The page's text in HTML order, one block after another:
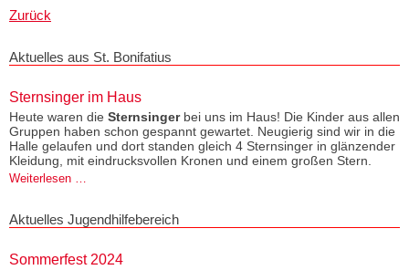
Zurück
Aktuelles aus St. Bonifatius
Sternsinger im Haus
Heute waren die Sternsingerbei uns im Haus! Die Kinder aus allen
Gruppen haben schon gespannt gewartet. Neugierig sind wir in die
Halle gelaufen und dort standen gleich 4 Sternsinger in glänzender
Kleidung, mit eindrucksvollen Kronen und einem großen Stern.
Weiterlesen …
Haus
Aktuelles Jugendhilfebereich
Sommerfest 2024